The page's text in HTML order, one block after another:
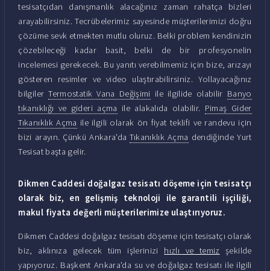
tesisatçıdan danışmanlık alacağınız zaman rahatça bizleri
arayabilirsiniz. Tecrübelerimiz sayesinde müşterilerimizi doğru
çözüme sevk etmekten mutlu oluruz. Belki problem kendinizin
çözebileceği kadar basit, belki de bir profesyonelin
incelemesi gerekecek. Bu yanıtı verebilmemiz için bize, arızayı
gösteren resimler ve video ulaştırabilirsiniz. Yollayacağınız
bilgilerTermostatik Vana Değişimi ile ilgilide olabilir Banyo
tıkanıklığı ve gideri açma ile alakalıda olabilir. Pimaş Gider
Tıkanıklık Açma ile ilgili olarak ön fiyat teklifi ve randevu için
bizi arayın. Çünkü Ankara'daTıkanıklık Açma dendiğinde Yurt
Tesisat başta gelir.
Dikmen Caddesi doğalgaz tesisatı döşeme için tesisatçı
olarak biz, en gelişmiş teknoloji ile garantili işçiliği,
makul fiyata değerli müşterilerimize ulaştırıyoruz.
Dikmen Caddesi doğalgaz tesisatı döşeme için tesisatçı olarak
biz, aklınıza gelecek tüm işlerinizi hızlı ve temiz şekilde
yapıyoruz. Başkent Ankara'da su ve doğalgaz tesisatı ile ilgili